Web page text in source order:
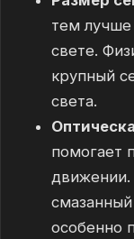
тем
свете.
крупный
света.
помогает
движении.
особенно